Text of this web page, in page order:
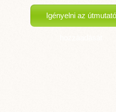
Igényelni az útmutató